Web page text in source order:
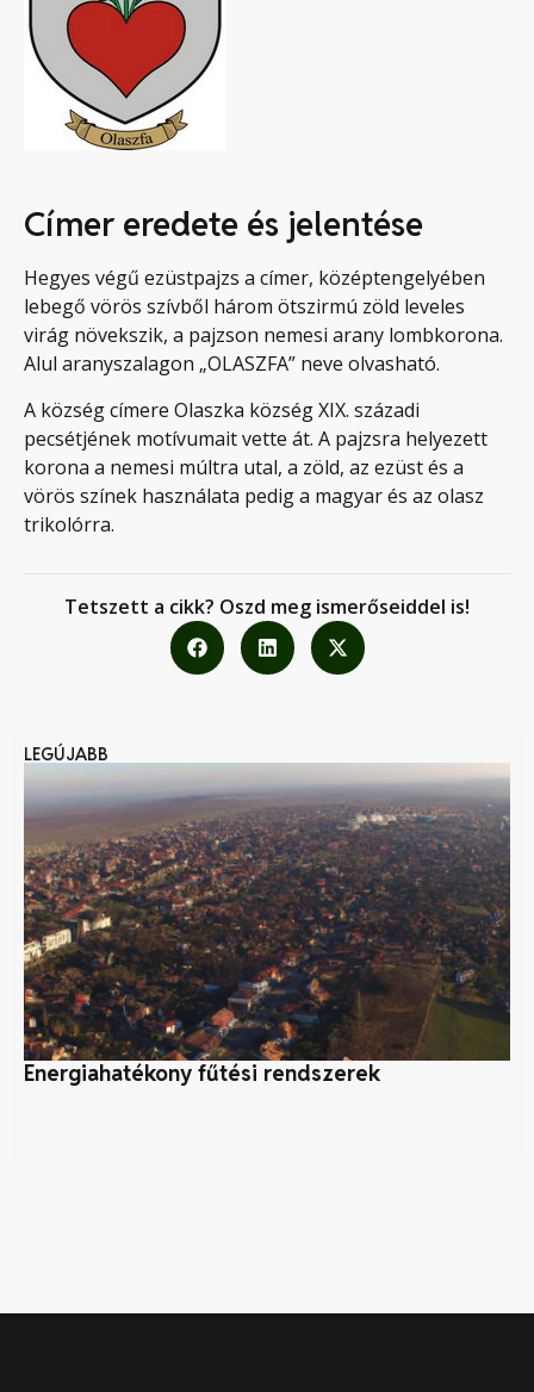
Címer eredete és jelentése
Hegyes végű ezüstpajzs a címer, középtengelyében
lebegő vörös szívből három ötszirmú zöld leveles
virág növekszik, a pajzson nemesi arany lombkorona.
Alul aranyszalagon „OLASZFA” neve olvasható.
A község címere Olaszka község XIX. századi
pecsétjének motívumait vette át. A pajzsra helyezett
korona a nemesi múltra utal, a zöld, az ezüst és a
vörös színek használata pedig a magyar és az olasz
trikolórra.
Tetszett a cikk? Oszd meg ismerőseiddel is!
LEGÚJABB
Energiahatékony fűtési rendszerek